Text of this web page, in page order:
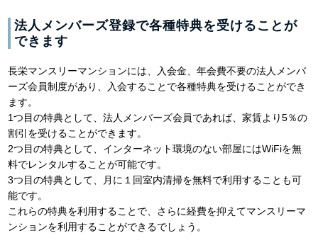
法人メンバーズ登録で各種特典を受けることが
できます
長栄マンスリーマンションには、入会金、年会費不要の法人メンバ
ーズ会員制度があり、入会することで各種特典を受けることができ
ます。
1つ目の特典として、法人メンバーズ会員であれば、家賃より5％の
割引を受けることができます。
2つ目の特典として、インターネット環境のない部屋にはWiFiを無
料でレンタルすることが可能です。
3つ目の特典として、月に１回室内清掃を無料で利用することも可
能です。
これらの特典を利用することで、さらに経費を抑えてマンスリーマ
ンションを利用することができるでしょう。